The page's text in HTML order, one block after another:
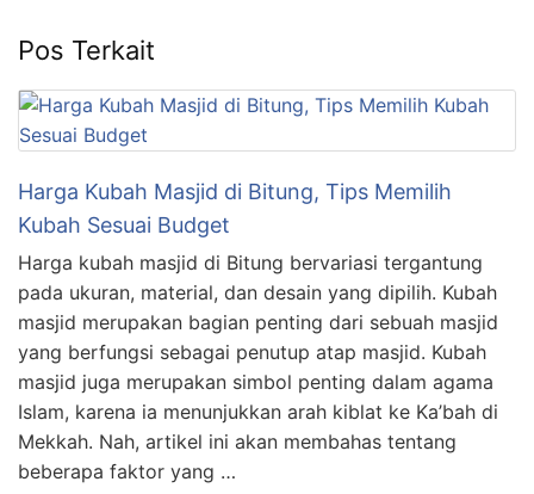
Pos Terkait
Harga Kubah Masjid di Bitung, Tips Memilih
Kubah Sesuai Budget
Harga kubah masjid di Bitung bervariasi tergantung
pada ukuran, material, dan desain yang dipilih. Kubah
masjid merupakan bagian penting dari sebuah masjid
yang berfungsi sebagai penutup atap masjid. Kubah
masjid juga merupakan simbol penting dalam agama
Islam, karena ia menunjukkan arah kiblat ke Ka’bah di
Mekkah. Nah, artikel ini akan membahas tentang
beberapa faktor yang …